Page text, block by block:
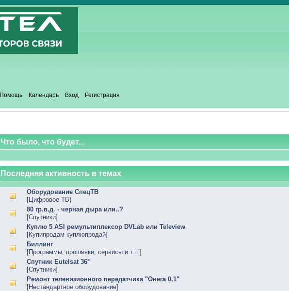
Помощь Календарь Вход Регистрация
Что было, что будет...
Последняя активность в темах
Оборудование СпецТВ
[Цифровое ТВ]
80 гр.в.д. - черная дыра или..?
[Спутники]
Куплю 5 ASI ремультиплексор DVLab или Teleview
[Купипродам-куплюпродай]
Биллинг
[Программы, прошивки, сервисы и т.п.]
Спутник Eutelsat 36°
[Спутники]
Ремонт телевизионного передатчика "Онега 0,1"
[Нестандартное оборудование]